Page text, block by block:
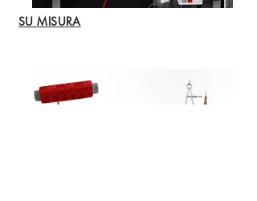
SU MISURA